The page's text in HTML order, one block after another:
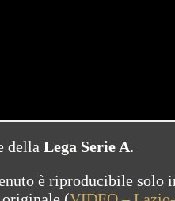
della Lega Serie A.
è riproducibile solo